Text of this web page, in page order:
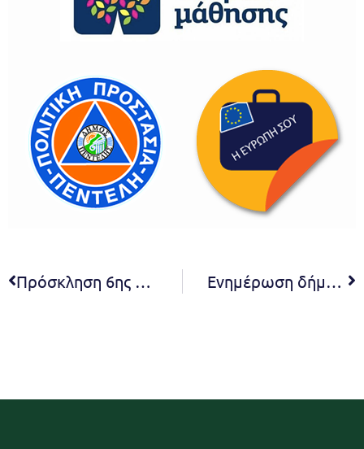
Πρόσκληση 6ης Συνεδρίασης Συμβουλίου της Κοινότητας Μελισσίων του Δήμου Πεντέλης Ενημέρωση δήμων περιφέρειας Αττικής για την δυνατότητα αναλύσεων εδάφους και νερού από το τμήμα Γεωργικών Εφαρμογών και Αναλύσεις Λιπασμάτων Αττικής